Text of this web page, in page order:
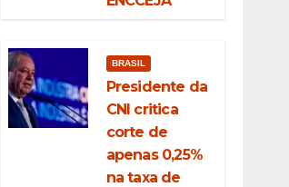
BRASIL
Presidente da
CNI critica
corte de
apenas 0,25%
na taxa de